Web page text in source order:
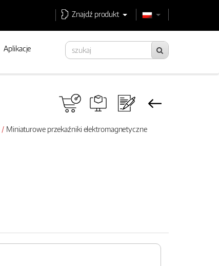
Znajdź produkt
Aplikacje
Miniaturowe przekaźniki elektromagnetyczne